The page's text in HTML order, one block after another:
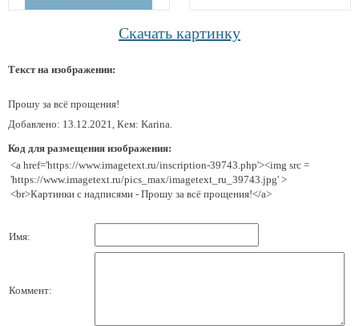
Скачать картинку
Текст на изображении:
Прошу за всё прощения!
Добавлено: 13.12.2021, Кем: Karina.
Код для размещения изображения:
<a href='https://www.imagetext.ru/inscription-39743.php'><img src =
'https://www.imagetext.ru/pics_max/imagetext_ru_39743.jpg' >
<br>Картинки с надписями - Прошу за всё прощения!</a>
Имя:
Коммент: